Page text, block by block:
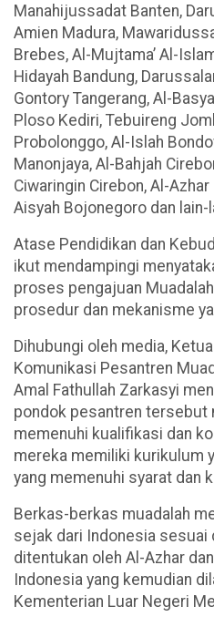
Manahijussadat Banten,
Amien Madura,
Brebes, Al-Mujtama’ Al-
Hidayah Bandung,
Gontory Tangerang, Al-
Ploso Kediri, Tebuireng
Probolonggo, Al-Islah
Manonjaya, Al-Bahjah
Ciwaringin Cirebon, Al-
Aisyah Bojonegoro dan lain-
Atase Pendidikan dan
ikut mendampingi
proses pengajuan
prosedur dan mekanisme
Dihubungi oleh media,
Komunikasi Pesantren
Amal Fathullah Zarkasyi
pondok pesantren tersebut
memenuhi kualifikasi dan
mereka memiliki kurikulum
yang memenuhi syarat dan
Berkas-berkas muadalah
sejak dari Indonesia sesuai
ditentukan oleh Al-Azhar
Indonesia yang kemudian
Kementerian Luar Negeri